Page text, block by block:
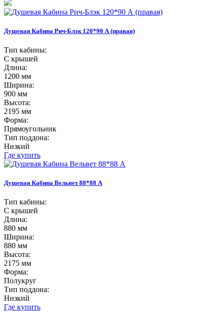
Душевая Кабина Рич-Блэк 120*90 А (правая)
Тип кабины:
С крышей
Длина:
1200 мм
Ширина:
900 мм
Высота:
2195 мм
Форма:
Прямоугольник
Тип поддона:
Низкий
Где купить
Душевая Кабина Вельвет 88*88 А
Тип кабины:
С крышей
Длина:
880 мм
Ширина:
880 мм
Высота:
2175 мм
Форма:
Полукруг
Тип поддона:
Низкий
Где купить